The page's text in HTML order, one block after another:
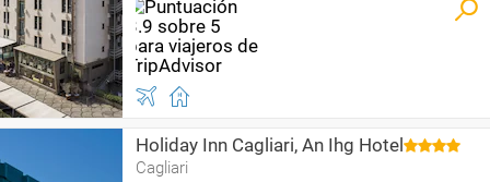
Holiday Inn Cagliari, An Ihg Hotel
Cagliari